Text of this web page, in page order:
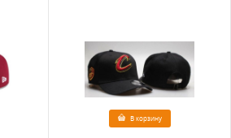
В корзину